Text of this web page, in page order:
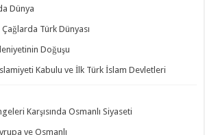
Dünya
Türk Dünyası
Doğuşu
Kabulu ve İlk Türk İslam Devletleri
Karşısında Osmanlı Siyaseti
ve Osmanlı